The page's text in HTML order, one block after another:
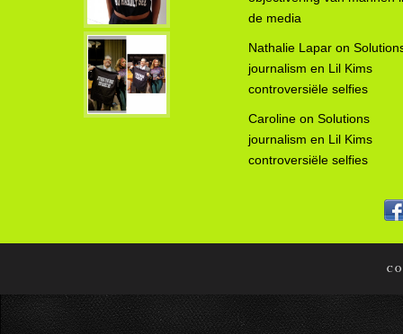
de media
Nathalie Lapar on
journalism en Lil Kims
controversiële selfies
Caroline on Solutions
journalism en Lil Kims
controversiële selfies